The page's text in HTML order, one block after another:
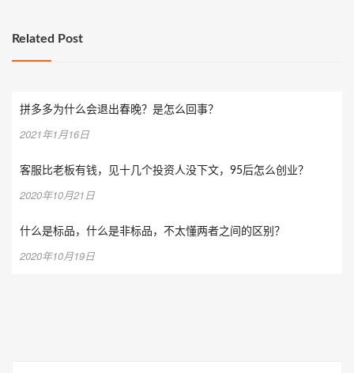
Related Post
拼多多为什么会退出春晚？是怎么回事？
2021年1月16日
客服比老板有钱，见十几个投资人没下文，95后怎么创业？
2020年10月21日
什么是标品，什么是非标品，不太懂两者之间的区别？
2020年10月19日